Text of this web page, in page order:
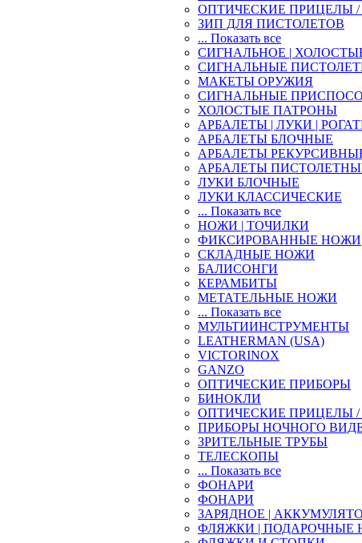
ОПТИЧЕСКИЕ ПРИЦЕЛЫ /
ЗИП ДЛЯ ПИСТОЛЕТОВ
... Показать все
СИГНАЛЬНОЕ |
СИГНАЛЬНЫЕ
МАКЕТЫ ОРУЖИЯ
СИГНАЛЬНЫЕ
ХОЛОСТЫЕ ПАТРОНЫ
АРБАЛЕТЫ | ЛУКИ |
АРБАЛЕТЫ БЛОЧНЫЕ
АРБАЛЕТЫ
АРБАЛЕТЫ
ЛУКИ БЛОЧНЫЕ
ЛУКИ КЛАССИЧЕСКИЕ
... Показать все
НОЖИ | ТОЧИЛКИ
ФИКСИРОВАННЫЕ НОЖИ
СКЛАДНЫЕ НОЖИ
БАЛИСОНГИ
КЕРАМБИТЫ
МЕТАТЕЛЬНЫЕ НОЖИ
... Показать все
МУЛЬТИИНСТРУМЕНТЫ
LEATHERMAN (USA)
VICTORINOX
GANZO
ОПТИЧЕСКИЕ ПРИБОРЫ
БИНОКЛИ
ОПТИЧЕСКИЕ ПРИЦЕЛЫ
ПРИБОРЫ НОЧНОГО
ЗРИТЕЛЬНЫЕ ТРУБЫ
ТЕЛЕСКОПЫ
... Показать все
ФОНАРИ
ФОНАРИ
ЗАРЯДНОЕ |
ФЛЯЖКИ | ПОДАРОЧНЫЕ